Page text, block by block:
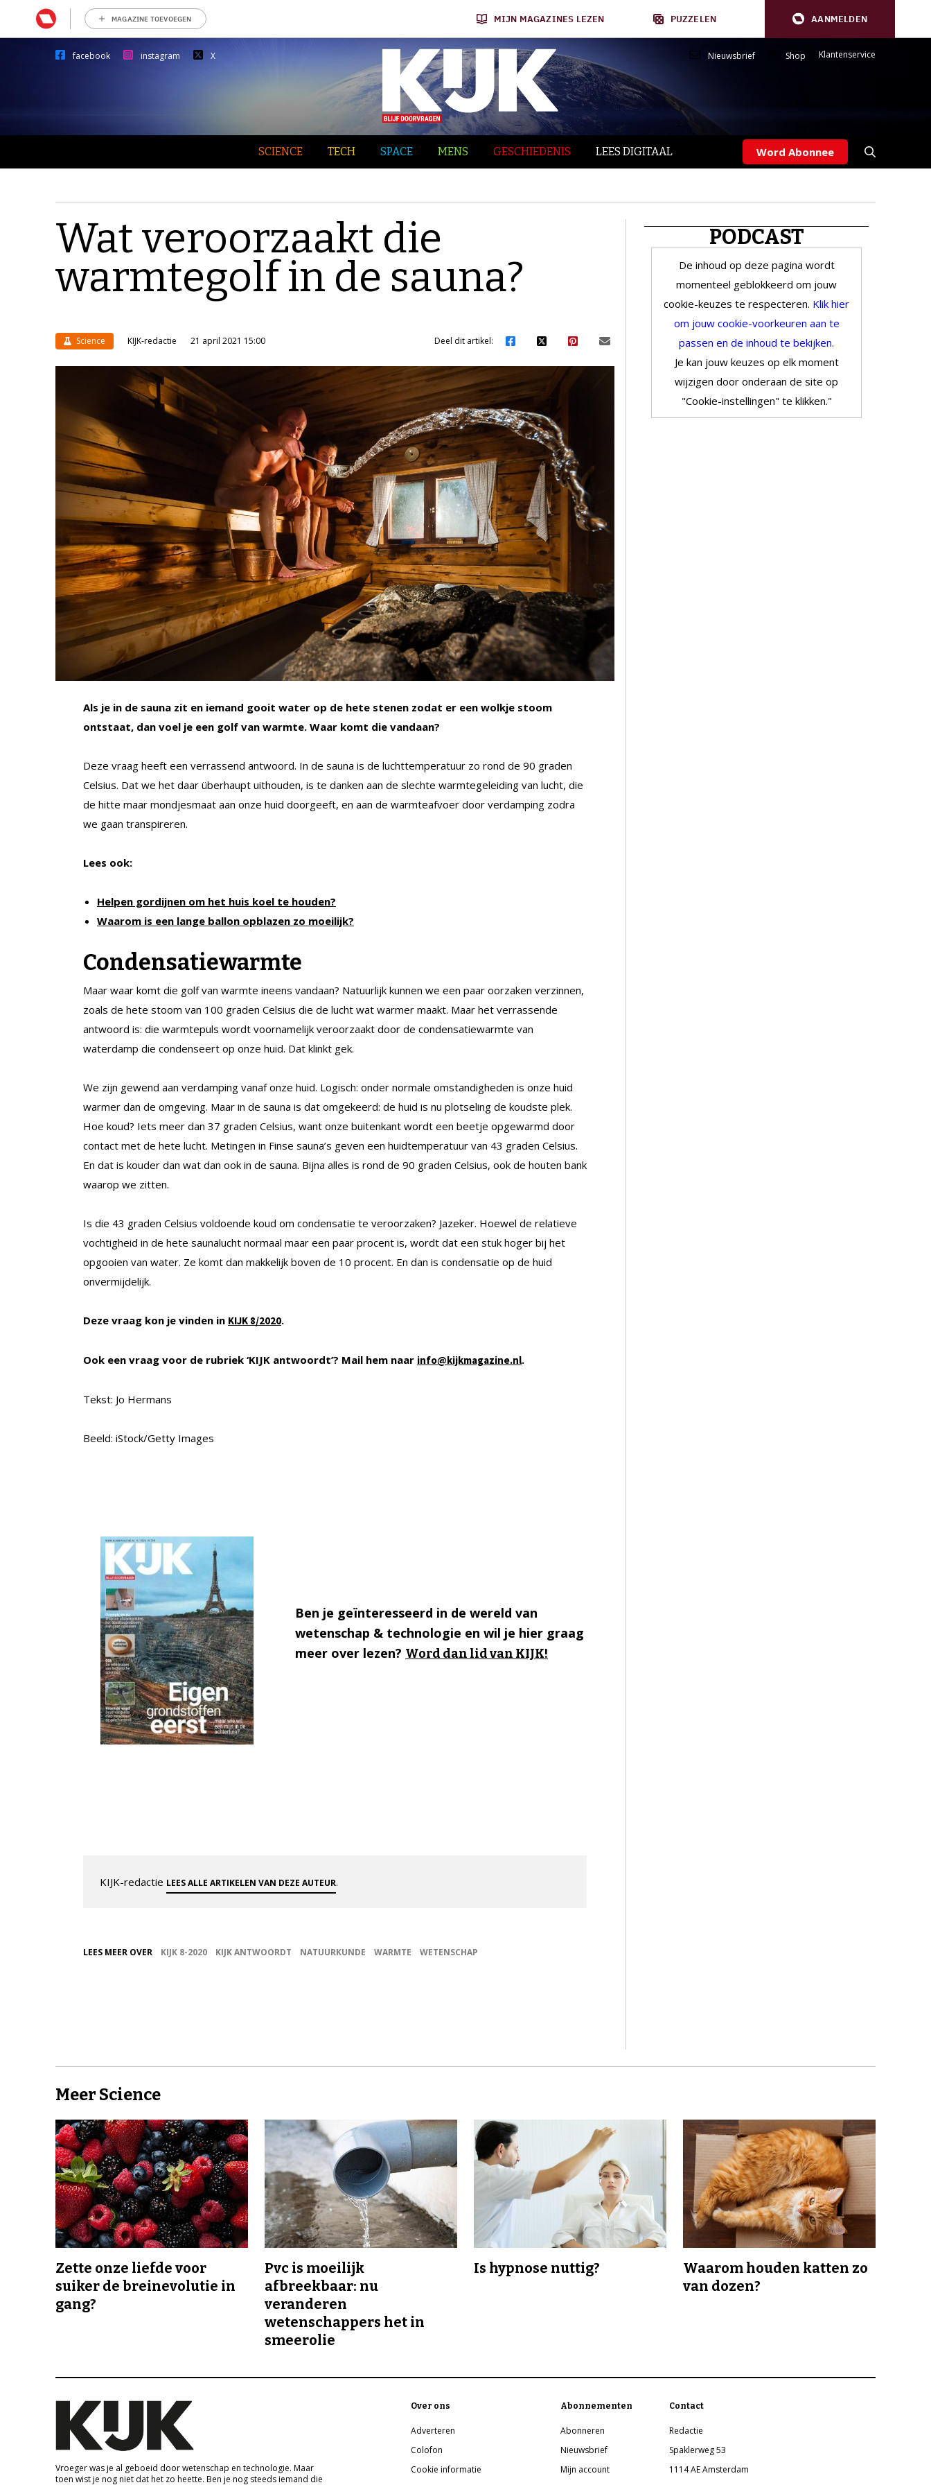
MAGAZINE TOEVOEGEN MIJN MAGAZINES LEZEN PUZZELEN AANMELDEN
facebook instagram X Nieuwsbrief Shop Klantenservice
SCIENCE TECH SPACE MENS GESCHIEDENIS LEES DIGITAAL Word Abonnee
Wat veroorzaakt die
warmtegolf in de sauna?
Science KIJK-redactie 21 april 2021 15:00 Deel dit artikel:
Als je in de sauna zit en iemand gooit water op de hete stenen zodat er een wolkje stoom
ontstaat, dan voel je een golf van warmte. Waar komt die vandaan?
Deze vraag heeft een verrassend antwoord. In de sauna is de luchttemperatuur zo rond de 90 graden
Celsius. Dat we het daar überhaupt uithouden, is te danken aan de slechte warmtegeleiding van lucht, die
de hitte maar mondjesmaat aan onze huid doorgeeft, en aan de warmteafvoer door verdamping zodra
we gaan transpireren.
Lees ook:
Helpen gordijnen om het huis koel te houden?
Waarom is een lange ballon opblazen zo moeilijk?
Condensatiewarmte
Maar waar komt die golf van warmte ineens vandaan? Natuurlijk kunnen we een paar oorzaken verzinnen,
zoals de hete stoom van 100 graden Celsius die de lucht wat warmer maakt. Maar het verrassende
antwoord is: die warmtepuls wordt voornamelijk veroorzaakt door de condensatiewarmte van
waterdamp die condenseert op onze huid. Dat klinkt gek.
We zijn gewend aan verdamping vanaf onze huid. Logisch: onder normale omstandigheden is onze huid
warmer dan de omgeving. Maar in de sauna is dat omgekeerd: de huid is nu plotseling de koudste plek.
Hoe koud? Iets meer dan 37 graden Celsius, want onze buitenkant wordt een beetje opgewarmd door
contact met de hete lucht. Metingen in Finse sauna’s geven een huidtemperatuur van 43 graden Celsius.
En dat is kouder dan wat dan ook in de sauna. Bijna alles is rond de 90 graden Celsius, ook de houten bank
waarop we zitten.
Is die 43 graden Celsius voldoende koud om condensatie te veroorzaken? Jazeker. Hoewel de relatieve
vochtigheid in de hete saunalucht normaal maar een paar procent is, wordt dat een stuk hoger bij het
opgooien van water. Ze komt dan makkelijk boven de 10 procent. En dan is condensatie op de huid
onvermijdelijk.
Deze vraag kon je vinden in KIJK 8/2020.
Ook een vraag voor de rubriek ‘KIJK antwoordt’? Mail hem naar info@kijkmagazine.nl.
Tekst: Jo Hermans
Beeld: iStock/Getty Images
Ben je geïnteresseerd in de wereld van
wetenschap & technologie en wil je hier graag
meer over lezen? Word dan lid van KIJK!
KIJK-redactie LEES ALLE ARTIKELEN VAN DEZE AUTEUR.
LEES MEER OVER KIJK 8-2020 KIJK ANTWOORDT NATUURKUNDE WARMTE WETENSCHAP
PODCAST
De inhoud op deze pagina wordt
momenteel geblokkeerd om jouw
cookie-keuzes te respecteren. Klik hier
om jouw cookie-voorkeuren aan te
passen en de inhoud te bekijken.
Je kan jouw keuzes op elk moment
wijzigen door onderaan de site op
"Cookie-instellingen" te klikken."
Meer Science
Zette onze liefde voor
suiker de breinevolutie in
gang?
Pvc is moeilijk
afbreekbaar: nu
veranderen
wetenschappers het in
smeerolie
Is hypnose nuttig?
Waarom houden katten zo
van dozen?
Vroeger was je al geboeid door wetenschap en technologie. Maar
toen wist je nog niet dat het zo heette. Ben je nog steeds iemand die
Over ons
Adverteren
Colofon
Cookie informatie
Abonnementen
Abonneren
Nieuwsbrief
Mijn account
Contact
Redactie
Spaklerweg 53
1114 AE Amsterdam